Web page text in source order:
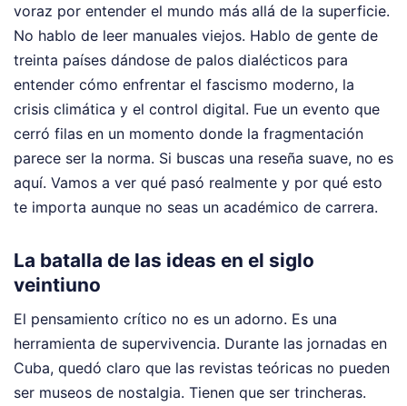
voraz por entender el mundo más allá de la superficie.
No hablo de leer manuales viejos. Hablo de gente de
treinta países dándose de palos dialécticos para
entender cómo enfrentar el fascismo moderno, la
crisis climática y el control digital. Fue un evento que
cerró filas en un momento donde la fragmentación
parece ser la norma. Si buscas una reseña suave, no es
aquí. Vamos a ver qué pasó realmente y por qué esto
te importa aunque no seas un académico de carrera.
La batalla de las ideas en el siglo
veintiuno
El pensamiento crítico no es un adorno. Es una
herramienta de supervivencia. Durante las jornadas en
Cuba, quedó claro que las revistas teóricas no pueden
ser museos de nostalgia. Tienen que ser trincheras.